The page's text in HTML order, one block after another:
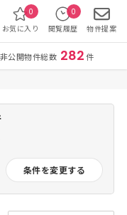
非公開物件総数 282件
お気に入り
0
閲覧履歴
0
物件提案
条件を変更する